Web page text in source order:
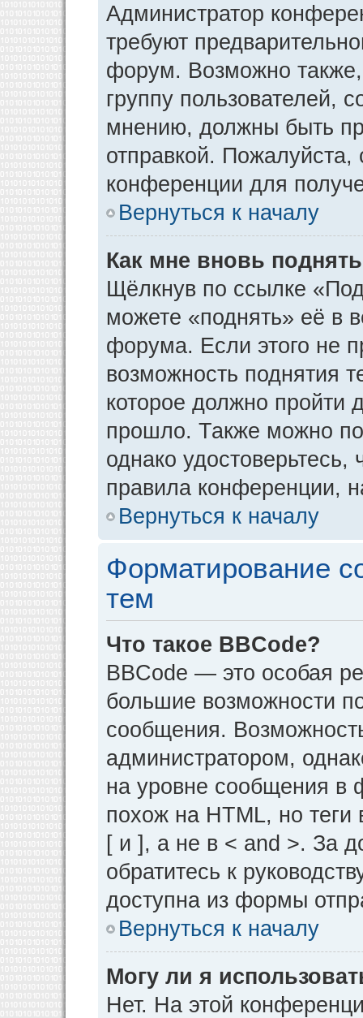
Администратор
требуют
форум. Возможно
группу пользователей,
мнению, должны быть
отправкой.
конференции для
Вернуться к началу
Как мне вновь
Щёлкнув по ссылке
можете «поднять» её в
форума. Если этого не
возможность поднятия
которое должно пройти
прошло. Также можно
однако
правила конференции,
Вернуться к началу
Форматирование
тем
Что такое BBCode?
BBCode — это особая
большие возможности
сообщения.
администратором,
на уровне сообщения в
похож на HTML, но теги
[ и ], а не в < and >. За
обратитесь к
доступна из формы
Вернуться к началу
Могу ли я
Нет. На этой